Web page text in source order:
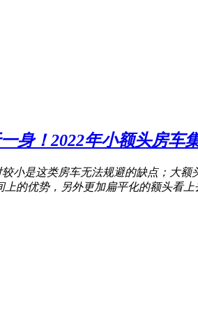
身！2022年小额头房车
小是这类房车无法规避的缺点；大
的优势，另外更加扁平化的额头看